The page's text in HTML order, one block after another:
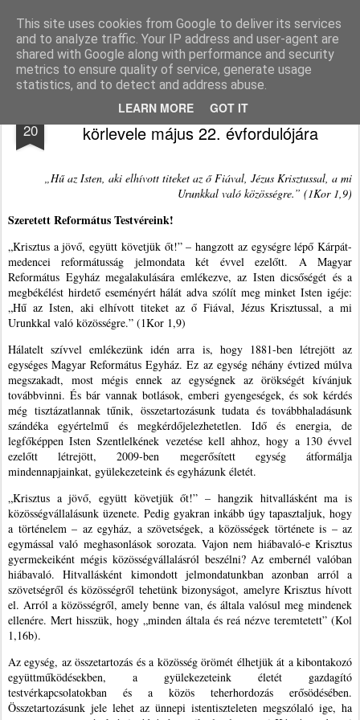
This site uses cookies from Google to deliver its services
and to analyze traffic. Your IP address and user-agent are
shared with Google along with performance and security
metrics to ensure quality of service, generate usage
statistics, and to detect and address abuse.
LEARN MORE GOT IT
Agnus blog
Pages
20
A Generális Konvent Elnökségének
körlevele május 22. évfordulójára
„Hű az Isten, aki elhívott titeket az ő Fiával, Jézus Krisztussal, a mi
Urunkkal való közösségre.” (1Kor 1,9)
Szeretett Református Testvéreink!
„Krisztus a jövő, együtt követjük őt!” – hangzott az egységre lépő Kárpát-
medencei reformátusság jelmondata két évvel ezelőtt. A Magyar
Református Egyház megalakulására emlékezve, az Isten dicsőségét és a
megbékélést hirdető eseményért hálát adva szólít meg minket Isten igéje:
„Hű az Isten, aki elhívott titeket az ő Fiával, Jézus Krisztussal, a mi
Urunkkal való közösségre.” (1Kor 1,9)
Hálatelt szívvel emlékezünk idén arra is, hogy 1881-ben létrejött az
egységes Magyar Református Egyház. Ez az egység néhány évtized múlva
megszakadt, most mégis ennek az egységnek az örökségét kívánjuk
továbbvinni. És bár vannak botlások, emberi gyengeségek, és sok kérdés
még tisztázatlannak tűnik, összetartozásunk tudata és továbbhaladásunk
szándéka egyértelmű és megkérdőjelezhetetlen. Idő és energia, de
legfőképpen Isten Szentlelkének vezetése kell ahhoz, hogy a 130 évvel
ezelőtt létrejött, 2009-ben megerősített egység átformálja
mindennapjainkat, gyülekezeteink és egyházunk életét.
„Krisztus a jövő, együtt követjük őt!” – hangzik hitvallásként ma is
közösségvállalásunk üzenete. Pedig gyakran inkább úgy tapasztaljuk, hogy
a történelem – az egyház, a szövetségek, a közösségek története is – az
egymással való meghasonlások sorozata. Vajon nem hiábavaló-e Krisztus
gyermekeiként mégis közösségvállalásról beszélni? Az embernél valóban
hiábavaló. Hitvallásként kimondott jelmondatunkban azonban arról a
szövetségről és közösségről tehetünk bizonyságot, amelyre Krisztus hívott
el. Arról a közösségről, amely benne van, és általa valósul meg mindenek
ellenére. Mert hisszük, hogy „minden általa és reá nézve teremtetett” (Kol
1,16b).
Az egység, az összetartozás és a közösség örömét élhetjük át a kibontakozó
együttműködésekben, a gyülekezeteink életét gazdagító
testvérkapcsolatokban és a közös teherhordozás erősödésében.
Összetartozásunk jele lehet az ünnepi istentiszteleten megszólaló ige, ha